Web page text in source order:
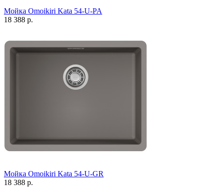
Мойка Omoikiri Kata 54-U-PA
18 388 р.
Мойка Omoikiri Kata 54-U-GR
18 388 р.